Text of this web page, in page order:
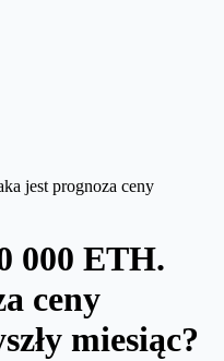
jest prognoza ceny
000 ETH.
ceny
miesiąc?